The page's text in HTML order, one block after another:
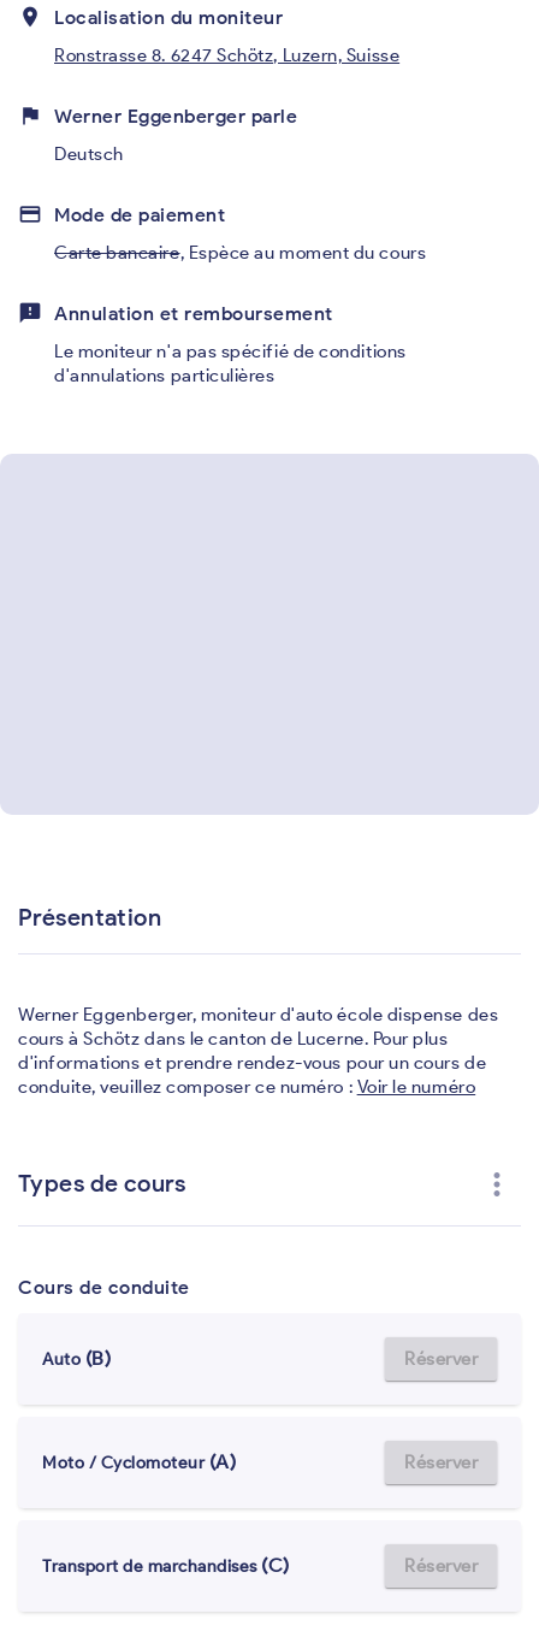
place Localisation du moniteur
Ronstrasse 8. 6247 Schötz, Luzern, Suisse
flag Werner Eggenberger parle
Deutsch
credit_card Mode de paiement
Carte bancaire, Espèce au moment du cours
feedback Annulation et remboursement
Le moniteur n'a pas spécifié de conditions
d'annulations particulières
Présentation
Werner Eggenberger, moniteur d'auto école dispense des
cours à Schötz dans le canton de Lucerne. Pour plus
d'informations et prendre rendez-vous pour un cours de
conduite, veuillez composer ce numéro : Voir le numéro
Types de cours more_vert
Cours de conduite
Auto (B) Réserver
Moto / Cyclomoteur (A) Réserver
Transport de marchandises (C) Réserver